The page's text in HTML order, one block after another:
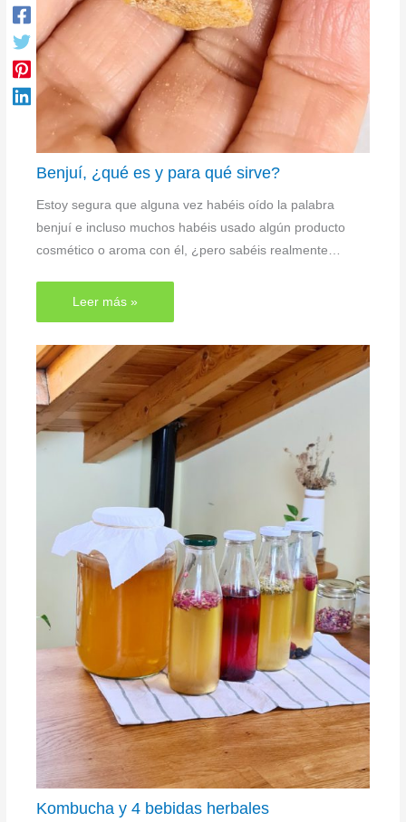
Benjuí, ¿qué es y para qué sirve?
Estoy segura que alguna vez habéis oído la palabra
benjuí e incluso muchos habéis usado algún producto
cosmético o aroma con él, ¿pero sabéis realmente…
Leer más »
Kombucha y 4 bebidas herbales